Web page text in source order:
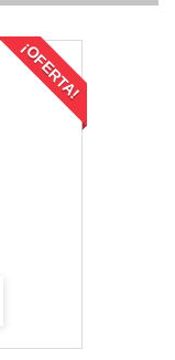
¡OFERTA!